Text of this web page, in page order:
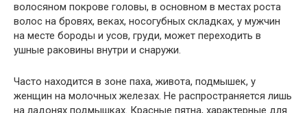
волосяном покрове головы, в основном в местах роста
волос на бровях, веках, носогубных складках, у мужчин
на месте бороды и усов, груди, может переходить в
ушные раковины внутри и снаружи.
Часто находится в зоне паха, живота, подмышек, у
женщин на молочных железах. Не распространяется лишь
на ладонях подмышках. Красные пятна, характерные для